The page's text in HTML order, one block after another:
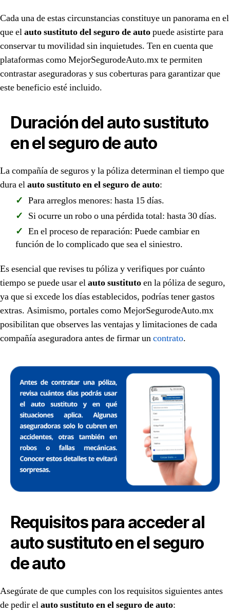
Cada una de estas circunstancias constituye un panorama en el
que elauto sustituto del seguro de autopuede asistirte para
conservar tu movilidad sin inquietudes. Ten en cuenta que
plataformas como MejorSegurodeAuto.mx te permiten
contrastar aseguradoras y sus coberturas para garantizar que
este beneficio esté incluido.
Duración del auto sustituto
en el seguro de auto
La compañía de seguros y la póliza determinan el tiempo que
dura elauto sustituto en el seguro de auto:
Para arreglos menores: hasta 15 días.
Si ocurre un robo o una pérdida total: hasta 30 días.
En el proceso de reparación: Puede cambiar en
función de lo complicado que sea el siniestro.
Es esencial que revises tu póliza y verifiques por cuánto
tiempo se puede usar elauto sustitutoen la póliza de seguro,
ya que si excede los días establecidos, podrías tener gastos
extras. Asimismo, portales como MejorSegurodeAuto.mx
posibilitan que observes las ventajas y limitaciones de cada
compañía aseguradora antes de firmar uncontrato.
Requisitos para acceder al
auto sustituto en el seguro
de auto
Asegúrate de que cumples con los requisitos siguientes antes
de pedir elauto sustituto en el seguro de auto: